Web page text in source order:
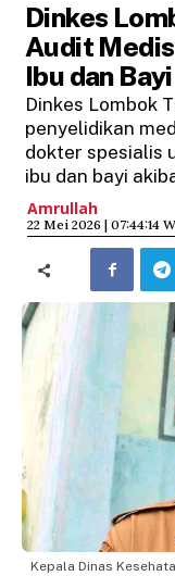
Dinkes
Audit
Ibu dan Bayi
Dinkes Lombok
penyelidikan
dokter spesialis
ibu dan bayi
Amrullah
​22 Mei 2026 | 07:44:14
Kepala Dinas